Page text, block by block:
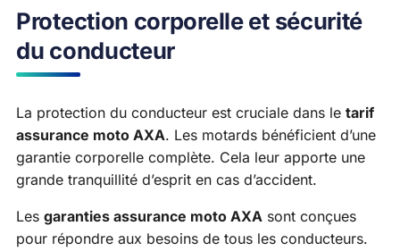
Protection corporelle et sécurité
du conducteur
La protection du conducteur est cruciale dans le tarif
assurance moto AXA. Les motards bénéficient d’une
garantie corporelle complète. Cela leur apporte une
grande tranquillité d’esprit en cas d’accident.
Les garanties assurance moto AXA sont conçues
pour répondre aux besoins de tous les conducteurs.